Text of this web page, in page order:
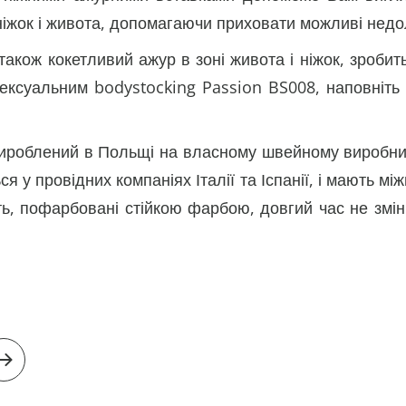
і живота, допомагаючи приховати можливі
кокетливий ажур в зоні живота і ніжок,
bodystocking Passion BS008,
в Польщі на власному швейному
у провідних компаніях Італії та Іспанії, і
пофарбовані стійкою фарбою, довгий час не